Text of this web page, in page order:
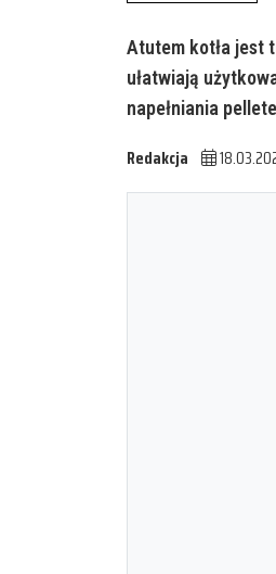
Atutem kotła jest
ułatwiają
napełniania
Redakcja